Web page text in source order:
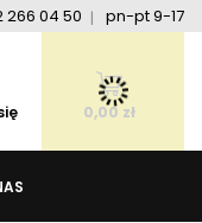
266 04 50 pn-pt 9-17
0,00 zł